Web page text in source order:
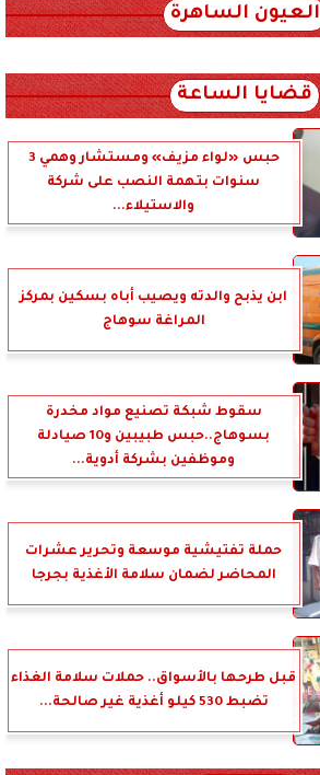
العيون الساهرة
قضايا الساعة
حبس «لواء مزيف» ومستشار وهمي 3
سنوات بتهمة النصب على شركة
والاستيلاء...
ابن يذبح والدته ويصيب أباه بسكين بمركز
المراغة سوهاج
سقوط شبكة تصنيع مواد مخدرة
بسوهاج..حبس طبيبين و10 صيادلة
وموظفين بشركة أدوية...
حملة تفتيشية موسعة وتحرير عشرات
المحاضر لضمان سلامة الأغذية بجرجا
قبل طرحها بالأسواق.. حملات سلامة الغذاء
تضبط 530 كيلو أغذية غير صالحة...